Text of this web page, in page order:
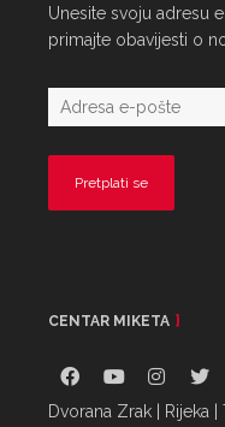
Unesite svoju adresu
primajte obavijesti o
CENTAR MIKETA
Dvorana Zrak | Rijeka